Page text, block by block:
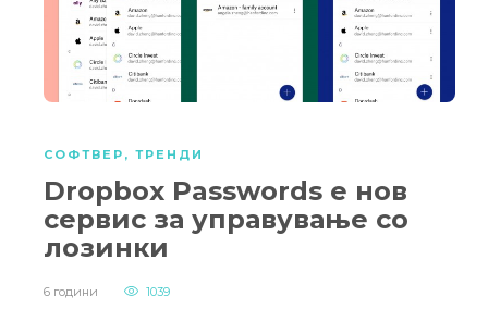
СОФТВЕР , ТРЕНДИ
Dropbox Passwords е нов
сервис за управување со
лозинки
6 години 1039